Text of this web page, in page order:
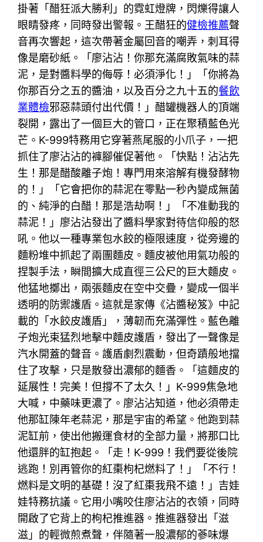
掛著「醋狂派大勝利」的霓虹燈牌，閃爍得讓人
眼睛發疼，同時發出警報。王醋狂的健檢推薦聲
音再次響起，這次帶著金屬回音的嘲弄，刺耳得
像是磨砂紙。「廖沾沾！你那充滿腐敗氣味的蒜
泥，是對醬料學的侮辱！必須淨化！」「你將為
你那百分之五的醬油，以及百分之九十五的餐飲
業體檢邪惡蒜頭付出代價！」醋罐機器人的頂端
裂開，露出了一個巨大的管口，正在聚積藍色光
芒。K-999特務用它穿著燕尾服的小爪子，一把
抓住了廖沾沾的褲腳催促著他。「快點！沾沾先
生！那是醋酸離子炮！專門用來溶解有機發酵物
的！」「它會把你的蒜泥在零點一秒內變成無菌
的、純淨的白醋！那是浩劫啊！」「不准動我的
蒜泥！」廖沾沾發出了醬料學家對待信仰般的怒
吼。他以一種專業包水餃的極限速度，從旁邊的
麵粉堆中抓起了兩團麵皮。麵皮被他用氣功般的
捏製手法，瞬間擴大成直徑三公尺的巨大麵皮。
他猛地擲出，兩張麵皮在空中交疊，變成一個半
透明的防禦護盾。這就是家傳《沾醬秘笈》中記
載的「水餃皮護盾」，薄韌而充滿彈性。藍色離
子炮光束猛烈地擊中麵皮護盾，發出了一聲像是
汽水開蓋的聲音。護盾劇烈震動，但奇蹟般地擋
住了攻擊，只是散發出濃郁的麵香。「這麵皮的
延展性！完美！但撐不了太久！」K-999焦急地
大喊，中藥味更濃了。廖沾沾知道，他必須帶走
他那缸陳年老蒜泥，那是宇宙的希望。他跑到蒜
泥缸前，使出他搬運食材的全部力量，將那口比
他還胖的缸抱起。「走！K-999！我們要從後院
逃跑！別再管你的紅棗枸杞燃料了！」「不行！
燃料是文明的基礎！沒了紅棗我飛不遠！」吉娃
娃特務抗議。它用小嘴咬住廖沾沾的衣領，同時
開啟了它背上的枸杞推進器。推進器發出「滋
滋」的輕微煎煮聲，伴隨著一股濃郁的蔘味爆